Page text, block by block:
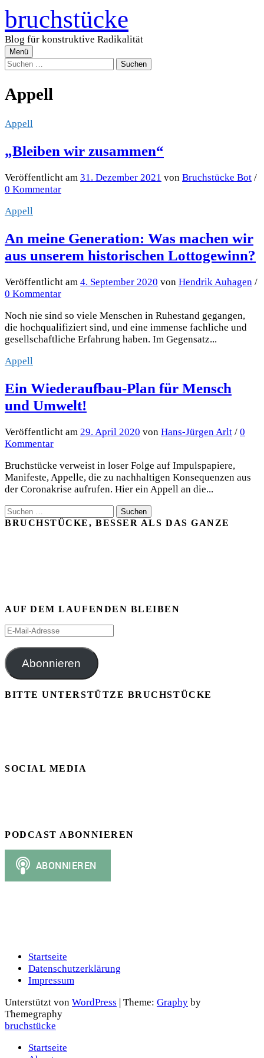
Zum
Inhalt
überspringen
bruchstücke
Blog für konstruktive Radikalität
Menü
Suchen
Appell
Appell
„Bleiben wir zusammen“
Veröffentlicht am 31. Dezember 2021 von Bruchstücke Bot /
0 Kommentar
Appell
An meine Generation: Was machen wir
aus unserem historischen Lottogewinn?
Veröffentlicht am 4. September 2020 von Hendrik Auhagen /
0 Kommentar
Noch nie sind so viele Menschen in Ruhestand gegangen,
die hochqualifiziert sind, und eine immense fachliche und
gesellschaftliche Erfahrung haben. Im Gegensatz...
Appell
Ein Wiederaufbau-Plan für Mensch
und Umwelt!
Veröffentlicht am 29. April 2020 von Hans-Jürgen Arlt / 0
Kommentar
Bruchstücke verweist in loser Folge auf Impulspapiere,
Manifeste, Appelle, die zu nachhaltigen Konsequenzen aus
der Coronakrise aufrufen. Hier ein Appell an die...
Suchen
nach:
BRUCHSTÜCKE, BESSER ALS DAS GANZE
AUF DEM LAUFENDEN BLEIBEN
E-
Adresse
Abonnieren
BITTE UNTERSTÜTZE BRUCHSTÜCKE
SOCIAL MEDIA
PODCAST ABONNIEREN
Startseite
Datenschutzerklärung
Impressum
Unterstützt von WordPress | Theme: Graphy by
Themegraphy
bruchstücke
Startseite